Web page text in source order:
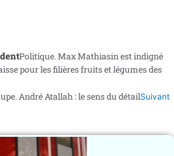
Politique. Max Mathiasin est indigné
pour les filières fruits et légumes des
André Atallah : le sens du détailSuivant